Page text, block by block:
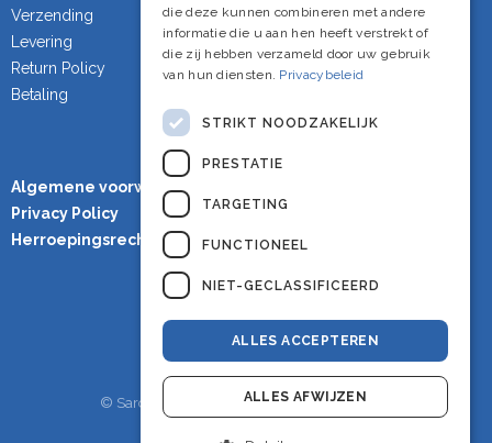
Verzending
Levering
Return Policy
Betaling
Algemene voorwaarden
Privacy Policy
Herroepingsrecht
© Sardineshop - Alle rechten voorbehouden.
die deze kunnen combineren met andere
informatie die u aan hen heeft verstrekt of
die zij hebben verzameld door uw gebruik
van hun diensten. Privacybeleid
STRIKT NOODZAKELIJK
PRESTATIE
TARGETING
FUNCTIONEEL
NIET-GECLASSIFICEERD
ALLES ACCEPTEREN
ALLES AFWIJZEN